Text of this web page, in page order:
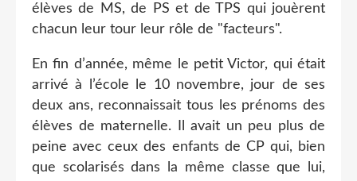
élèves de MS, de PS et de TPS qui jouèrent
chacun leur tour leur rôle de "facteurs".
En fin d’année, même le petit Victor, qui était
arrivé à l’école le 10 novembre, jour de ses
deux ans, reconnaissait tous les prénoms des
élèves de maternelle. Il avait un peu plus de
peine avec ceux des enfants de CP qui, bien
que scolarisés dans la même classe que lui,